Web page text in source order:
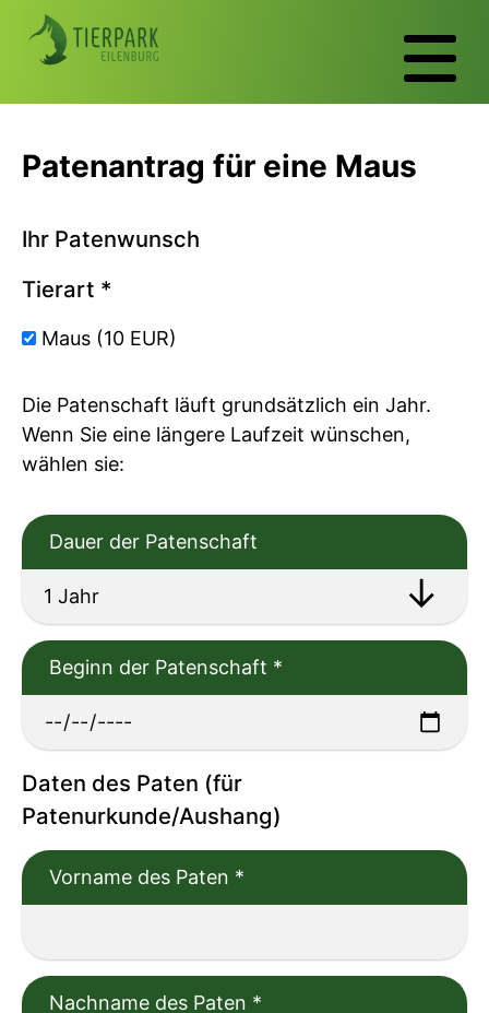
Patenantrag für eine Maus
Ihr Patenwunsch
Tierart *
Maus (10 EUR)
Die Patenschaft läuft grundsätzlich ein Jahr.
Wenn Sie eine längere Laufzeit wünschen,
wählen sie:
Dauer der Patenschaft
Beginn der Patenschaft *
Daten des Paten (für
Patenurkunde/Aushang)
Vorname des Paten *
Nachname des Paten *